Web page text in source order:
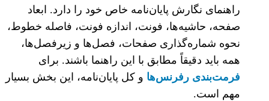
راهنمای نگارش پایان‌نامه خاص خود را دارد. ابعاد
صفحه، حاشیه‌ها، فونت، اندازه فونت، فاصله خطوط،
نحوه شماره‌گذاری صفحات، فصل‌ها و زیرفصل‌ها،
همه باید دقیقاً مطابق با این راهنما باشند. برای
فرمت‌بندی رفرنس‌هاو کل پایان‌نامه، این بخش بسیار
مهم است.